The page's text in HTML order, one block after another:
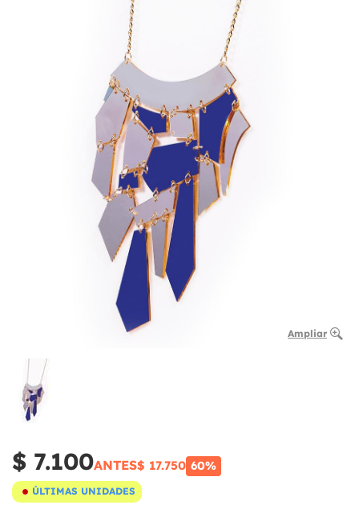
Ampliar
$ 7.100ANTES$ 17.750 60%
ÚLTIMAS UNIDADES